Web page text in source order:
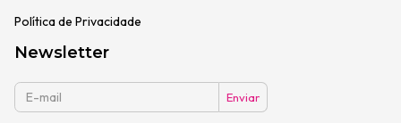
Política de Privacidade
Newsletter